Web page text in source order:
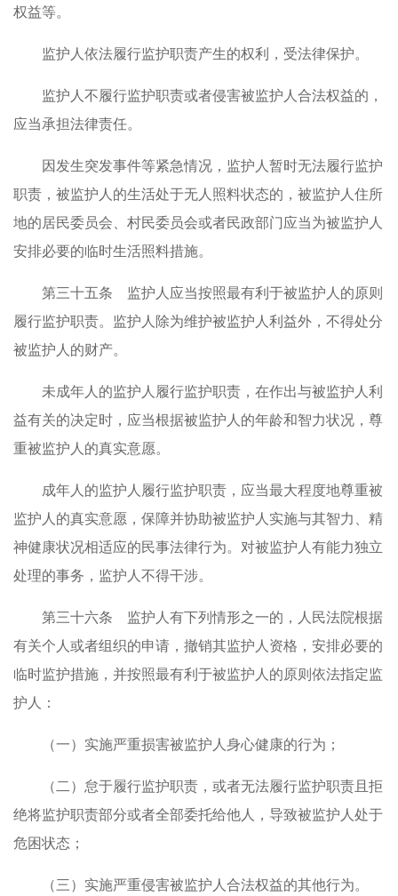
权益等。
监护人依法履行监护职责产生的权利，受法律保护。
监护人不履行监护职责或者侵害被监护人合法权益的，
应当承担法律责任。
因发生突发事件等紧急情况，监护人暂时无法履行监护
职责，被监护人的生活处于无人照料状态的，被监护人住所
地的居民委员会、村民委员会或者民政部门应当为被监护人
安排必要的临时生活照料措施。
第三十五条 监护人应当按照最有利于被监护人的原则
履行监护职责。监护人除为维护被监护人利益外，不得处分
被监护人的财产。
未成年人的监护人履行监护职责，在作出与被监护人利
益有关的决定时，应当根据被监护人的年龄和智力状况，尊
重被监护人的真实意愿。
成年人的监护人履行监护职责，应当最大程度地尊重被
监护人的真实意愿，保障并协助被监护人实施与其智力、精
神健康状况相适应的民事法律行为。对被监护人有能力独立
处理的事务，监护人不得干涉。
第三十六条 监护人有下列情形之一的，人民法院根据
有关个人或者组织的申请，撤销其监护人资格，安排必要的
临时监护措施，并按照最有利于被监护人的原则依法指定监
护人：
（一）实施严重损害被监护人身心健康的行为；
（二）怠于履行监护职责，或者无法履行监护职责且拒
绝将监护职责部分或者全部委托给他人，导致被监护人处于
危困状态；
（三）实施严重侵害被监护人合法权益的其他行为。